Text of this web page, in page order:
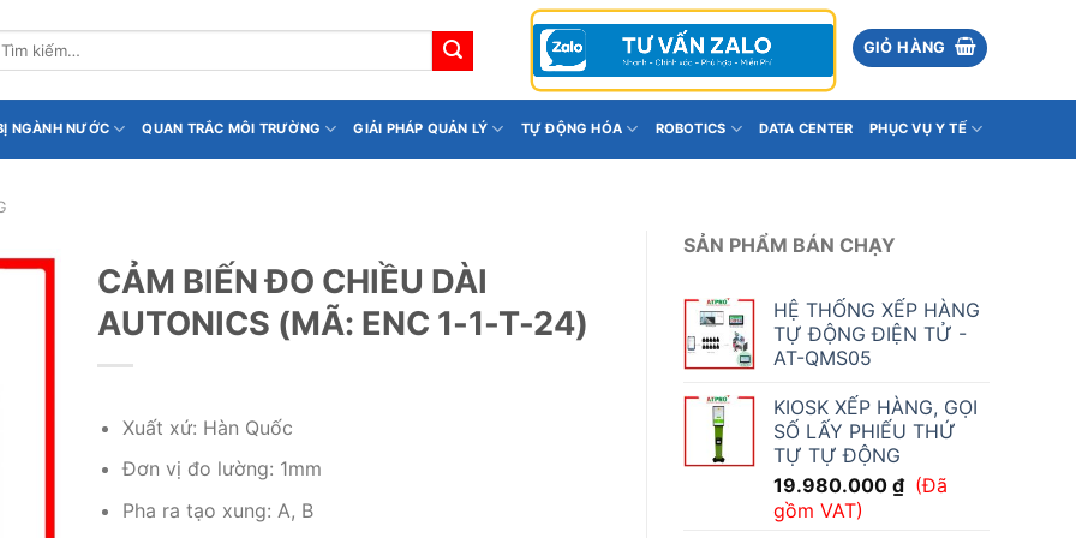
GIỎ HÀNG
NGÀNH NƯỚC QUAN TRẮC MÔI TRƯỜNG GIẢI PHÁP QUẢN LÝ TỰ ĐỘNG HÓA ROBOTICS DATA CENTER PHỤC VỤ Y TẾ
SẢN PHẨM BÁN CHẠY
HỆ THỐNG XẾP HÀNG
TỰ ĐỘNG ĐIỆN TỬ -
AT-QMS05
KIOSK XẾP HÀNG, GỌI
SỐ LẤY PHIẾU THỨ
TỰ TỰ ĐỘNG
19.980.000 ₫ (Đã
gồm VAT)
CẢM BIẾN ĐO CHIỀU DÀI
AUTONICS (MÃ: ENC 1-1-T-24)
Xuất xứ: Hàn Quốc
Đơn vị đo lường: 1mm
Pha ra tạo xung: A, B